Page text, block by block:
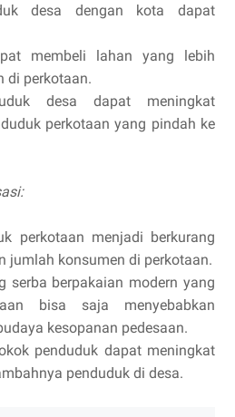
desa dengan kota dapat
membeli lahan yang lebih
di perkotaan.
desa dapat meningkat
perkotaan yang pindah ke
perkotaan menjadi berkurang
jumlah konsumen di perkotaan.
serba berpakaian modern yang
bisa saja menyebabkan
kesopanan pedesaan.
penduduk dapat meningkat
penduduk di desa.